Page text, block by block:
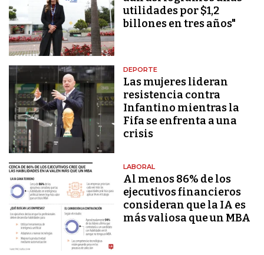
utilidades por $1,2
billones en tres años"
DEPORTE
Las mujeres lideran
resistencia contra
Infantino mientras la
Fifa se enfrenta a una
crisis
LABORAL
Al menos 86% de los
ejecutivos financieros
consideran que la IA es
más valiosa que un MBA